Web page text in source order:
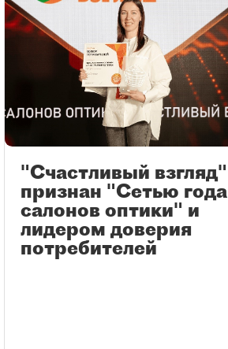
"Счастливый взгляд"
признан "Сетью года
салонов оптики" и
лидером доверия
потребителей